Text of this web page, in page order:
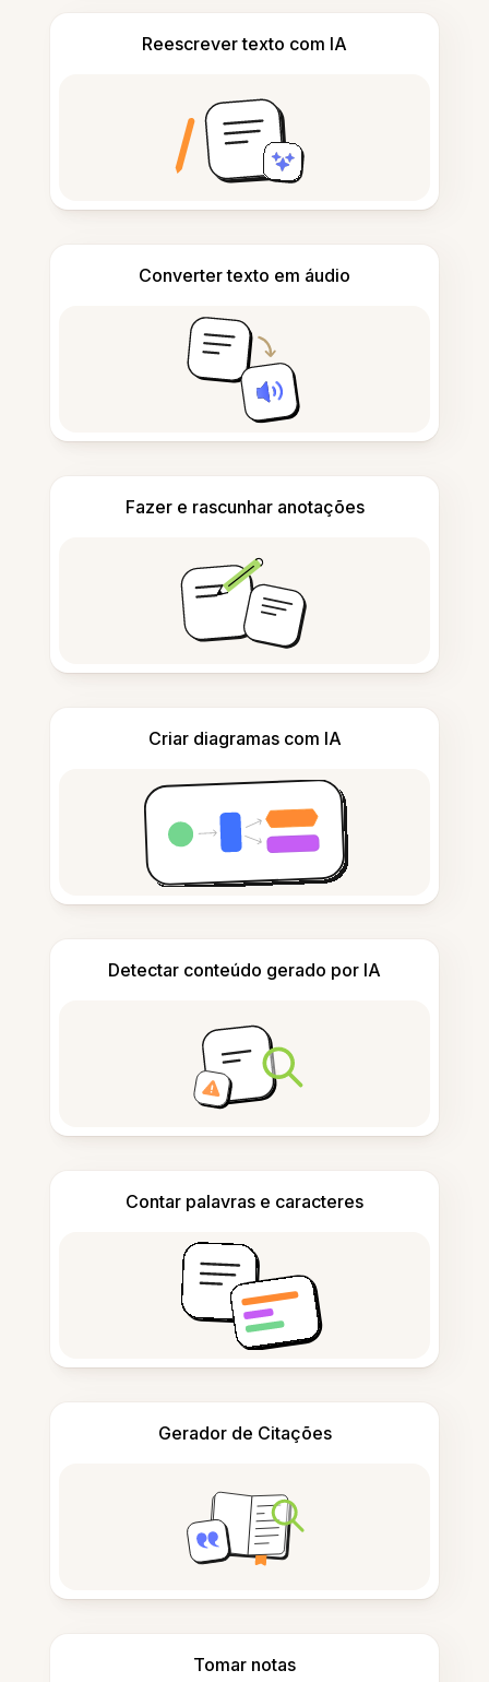
Reescrever texto com IA
Converter texto em áudio
Fazer e rascunhar anotações
Criar diagramas com IA
Detectar conteúdo gerado por IA
Contar palavras e caracteres
Gerador de Citações
Tomar notas